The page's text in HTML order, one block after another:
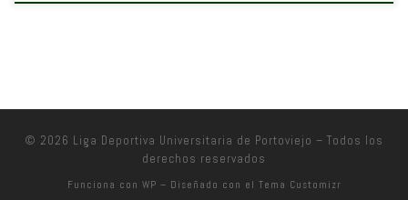
© 2026 Liga Deportiva Universitaria de Portoviejo – Todos los
derechos reservados
Funciona con WP – Diseñado con el Tema Customizr